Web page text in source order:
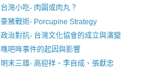
台灣小吃- 肉圓或肉丸？
豪豬戰術- Porcupine Strategy
政治對抗- 台灣文化協會的成立與演變
噍吧哖事件的起因與影響
明末三雄- 高迎祥、李自成、張獻忠